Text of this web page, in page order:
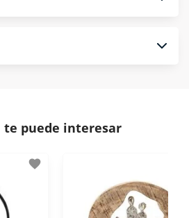
de crédito conforme a
principio a fin.
SSL y Encriptación 3D.
y Códigos de Ética de la
de Internet (AIMX).
en la lista de socios Activos de
te puede interesar
favorite